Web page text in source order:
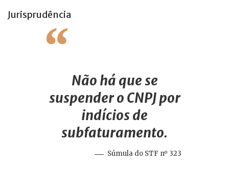
Jurisprudência
Não há que se
suspender o CNPJ por
indícios de
subfaturamento.
Súmula do STF nº 323